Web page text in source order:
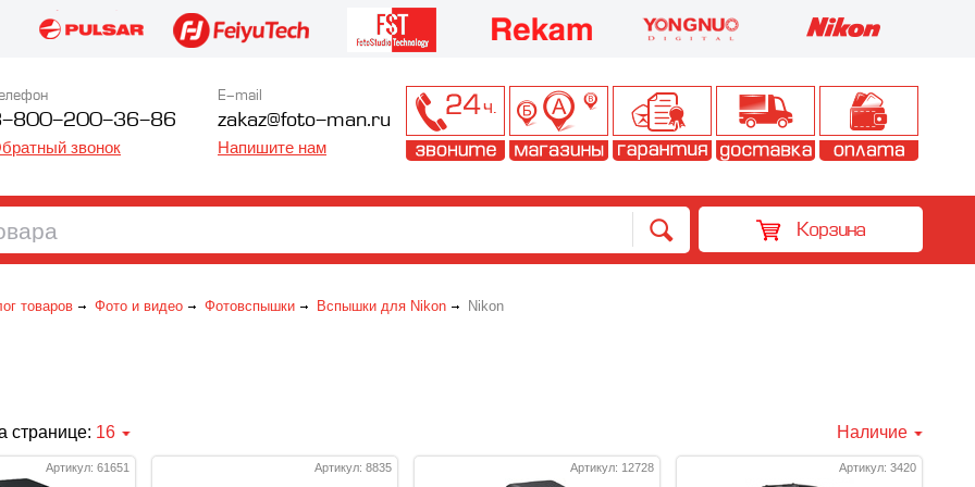
800-200-36-86
звонок
E-mail
zakaz@foto-man.ru
Напишите нам
Корзина
товаров Фото и видео Фотовспышки Вспышки для Nikon Nikon
странице: 16 Наличие
Артикул: 61651 Артикул: 8835 Артикул: 12728 Артикул: 3420